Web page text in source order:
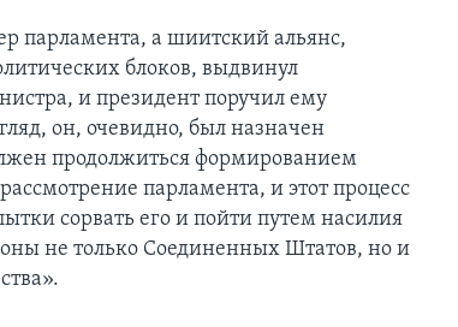
парламента, а шиитский альянс,
блоков, выдвинул
и президент поручил ему
он, очевидно, был назначен
продолжиться формированием
парламента, и этот процесс
сорвать его и пойти путем насилия
не только Соединенных Штатов, но и